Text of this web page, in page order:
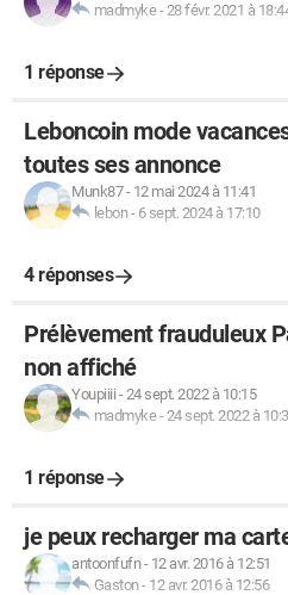
madmyke-28 févr. 2021 à
1 réponse
Leboncoin mode
toutes ses annonce
Munk87- 12 mai 2024 à 11:41
lebon- 6 sept. 2024 à 17:10
4 réponses
Prélèvement frauduleux
non affiché
Youpiiii -24 sept. 2022 à 10:15
madmyke-24 sept. 2022 à
1 réponse
je peux recharger ma
antoonfufn- 12 avr. 2016 à 12:51
Gaston- 12 avr. 2016 à 12:56